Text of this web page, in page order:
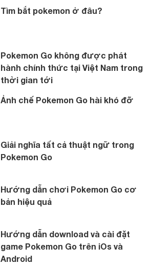
Tìm bắt pokemon ở đâu?
Pokemon Go không được phát
hành chính thức tại Việt Nam trong
thời gian tới
Ảnh chế Pokemon Go hài khó đỡ
Giải nghĩa tất cả thuật ngữ trong
Pokemon Go
Hướng dẫn chơi Pokemon Go cơ
bản hiệu quả
Hướng dẫn download và cài đặt
game Pokemon Go trên iOs và
Android